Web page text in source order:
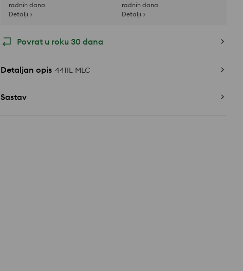
radnih dana
Detalji >
radnih dana
Detalji >
Povrat u roku 30 dana
Detaljan opis 441IL-MLC
Sastav